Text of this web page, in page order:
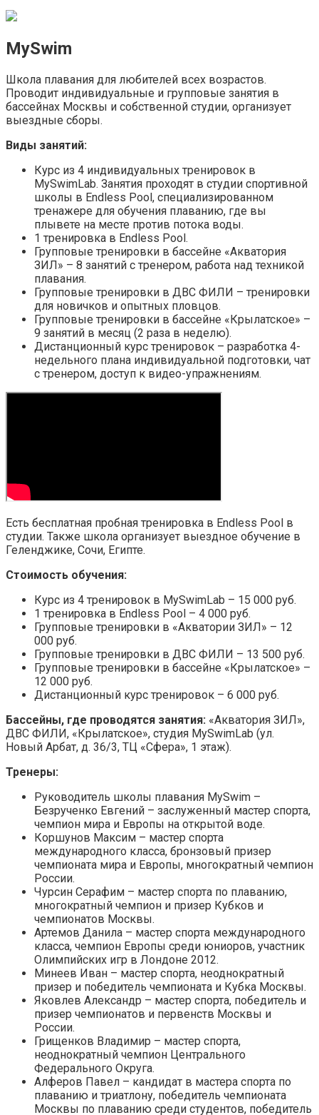
MySwim
Школа плавания для любителей всех возрастов.
Проводит индивидуальные и групповые занятия в
бассейнах Москвы и собственной студии, организует
выездные сборы.
Виды занятий:
Курс из 4 индивидуальных тренировок в
MySwimLab. Занятия проходят в студии спортивной
школы в Endless Pool, специализированном
тренажере для обучения плаванию, где вы
плывете на месте против потока воды.
1 тренировка в Endless Pool.
Групповые тренировки в бассейне «Акватория
ЗИЛ» – 8 занятий с тренером, работа над техникой
плавания.
Групповые тренировки в ДВС ФИЛИ – тренировки
для новичков и опытных пловцов.
Групповые тренировки в бассейне «Крылатское» –
9 занятий в месяц (2 раза в неделю).
Дистанционный курс тренировок – разработка 4-
недельного плана индивидуальной подготовки, чат
с тренером, доступ к видео-упражнениям.
Есть бесплатная пробная тренировка в Endless Pool в
студии. Также школа организует выездное обучение в
Геленджике, Сочи, Египте.
Стоимость обучения:
Курс из 4 тренировок в MySwimLab – 15 000 руб.
1 тренировка в Endless Pool – 4 000 руб.
Групповые тренировки в «Акватории ЗИЛ» – 12
000 руб.
Групповые тренировки в ДВС ФИЛИ – 13 500 руб.
Групповые тренировки в бассейне «Крылатское» –
12 000 руб.
Дистанционный курс тренировок – 6 000 руб.
Бассейны, где проводятся занятия: «Акватория ЗИЛ»,
ДВС ФИЛИ, «Крылатское», студия MySwimLab (ул.
Новый Арбат, д. 36/3, ТЦ «Сфера», 1 этаж).
Тренеры:
Руководитель школы плавания MySwim –
Безрученко Евгений – заслуженный мастер спорта,
чемпион мира и Европы на открытой воде.
Коршунов Максим – мастер спорта
международного класса, бронзовый призер
чемпионата мира и Европы, многократный чемпион
России.
Чурсин Серафим – мастер спорта по плаванию,
многократный чемпион и призер Кубков и
чемпионатов Москвы.
Артемов Данила – мастер спорта международного
класса, чемпион Европы среди юниоров, участник
Олимпийских игр в Лондоне 2012.
Минеев Иван – мастер спорта, неоднократный
призер и победитель чемпионата и Кубка Москвы.
Яковлев Александр – мастер спорта, победитель и
призер чемпионатов и первенств Москвы и
России.
Грищенков Владимир – мастер спорта,
неоднократный чемпион Центрального
Федерального Округа.
Алферов Павел – кандидат в мастера спорта по
плаванию и триатлону, победитель чемпионата
Москвы по плаванию среди студентов, победитель